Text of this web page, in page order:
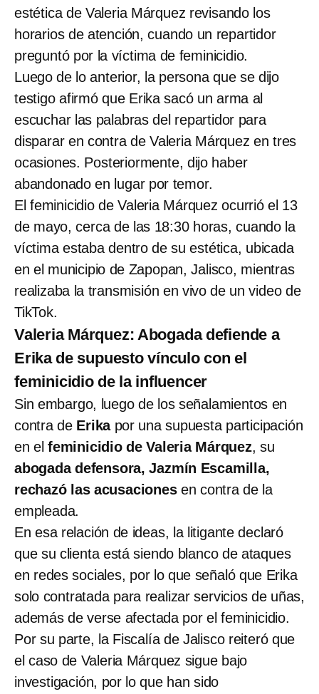
estética de Valeria Márquez revisando los
horarios de atención, cuando un repartidor
preguntó por la víctima de feminicidio.
Luego de lo anterior, la persona que se dijo
testigo afirmó que Erika sacó un arma al
escuchar las palabras del repartidor para
disparar en contra de Valeria Márquez en tres
ocasiones. Posteriormente, dijo haber
abandonado en lugar por temor.
El feminicidio de Valeria Márquez ocurrió el 13
de mayo, cerca de las 18:30 horas, cuando la
víctima estaba dentro de su estética, ubicada
en el municipio de Zapopan, Jalisco, mientras
realizaba la transmisión en vivo de un video de
TikTok.
Valeria Márquez: Abogada defiende a
Erika de supuesto vínculo con el
feminicidio de la influencer
Sin embargo, luego de los señalamientos en
contra de Erikapor una supuesta participación
en el feminicidio de Valeria Márquez, su
abogada defensora, Jazmín Escamilla,
rechazó las acusacionesen contra de la
empleada.
En esa relación de ideas, la litigante declaró
que su clienta está siendo blanco de ataques
en redes sociales, por lo que señaló que Erika
solo contratada para realizar servicios de uñas,
además de verse afectada por el feminicidio.
Por su parte, la Fiscalía de Jalisco reiteró que
el caso de Valeria Márquez sigue bajo
investigación, por lo que han sido